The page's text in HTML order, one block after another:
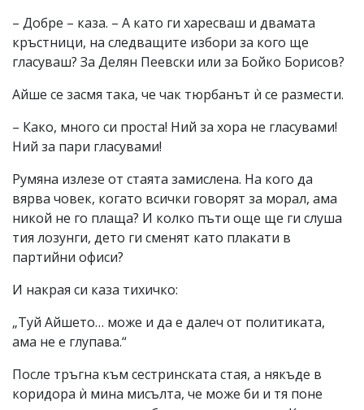
– Добре – каза. – А като ги харесваш и двамата
кръстници, на следващите избори за кого ще
гласуваш? За Делян Пеевски или за Бойко Борисов?
Айше се засмя така, че чак тюрбанът ѝ се размести.
– Како, много си проста! Ний за хора не гласувами!
Ний за пари гласувами!
Румяна излезе от стаята замислена. На кого да
вярва човек, когато всички говорят за морал, ама
никой не го плаща? И колко пъти още ще ги слуша
тия лозунги, дето ги сменят като плакати в
партийни офиси?
И накрая си каза тихичко:
„Туй Айшето… може и да е далеч от политиката,
ама не е глупава.“
После тръгна към сестринската стая, а някъде в
коридора ѝ мина мисълта, че може би и тя поне